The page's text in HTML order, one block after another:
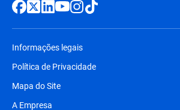
Informações legais
Política de Privacidade
Mapa do Site
A Empresa